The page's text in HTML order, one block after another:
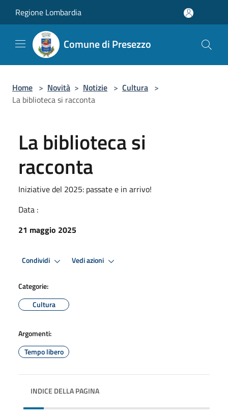
Regione Lombardia
Comune di Presezzo
Home > Novità > Notizie > Cultura >
La biblioteca si racconta
La biblioteca si
racconta
Iniziative del 2025: passate e in arrivo!
Data :
21 maggio 2025
Condividi Vedi azioni
Categorie:
Cultura
Argomenti:
Tempo libero
INDICE DELLA PAGINA